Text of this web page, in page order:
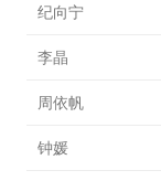
纪向宁
李晶
周依帆
钟媛